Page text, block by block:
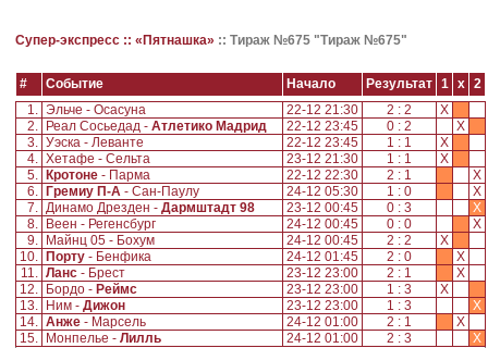
Супер-экспресс :: «Пятнашка» :: Тираж №675 "Тираж №675"
# Событие Начало Результат 1 x
2
1. Эльче - Осасуна 22-12 21:30 2 : 2
X
2.
Реал Сосьедад - Атлетико Мадрид 22-12 23:45 0 : 2
X
3. Уэска - Леванте 22-12 23:45 1 : 1
X
4. Хетафе - Сельта 23-12 21:30 1 : 1
X
5.
Кротоне - Парма 22-12 22:30 2 : 1
X
6.
Гремиу П-А - Сан-Паулу 24-12 05:30 1 : 0
X
7. Динамо Дрезден - Дармштадт 98 23-12 00:45 0 : 3
X
8.
Веен - Регенсбург 24-12 00:45 0 : 0
X
9.
Майнц 05 - Бохум 24-12 00:45 2 : 2
X
10.
Порту - Бенфика 24-12 01:45 2 : 0
X
11. Ланс - Брест 23-12 23:00 2 : 1
X
12.
Бордо - Реймс 23-12 23:00 1 : 3
X
13.
Ним - Дижон 23-12 23:00 1 : 3
X
14. Анже - Марсель 24-12 01:00 2 : 1
X
15.
Монпелье - Лилль 24-12 01:00 2 : 3
X